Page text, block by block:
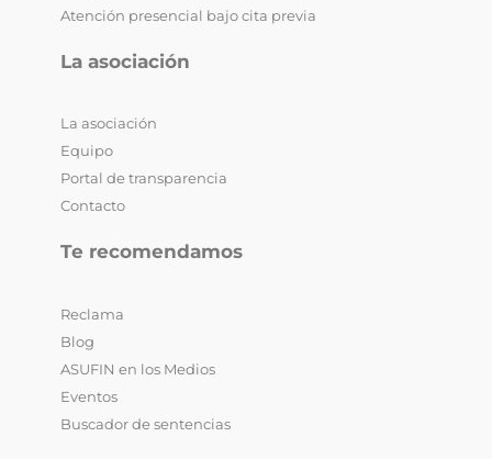
Atención presencial bajo cita previa
La asociación
La asociación
Equipo
Portal de transparencia
Contacto
Te recomendamos
Reclama
Blog
ASUFIN en los Medios
Eventos
Buscador de sentencias